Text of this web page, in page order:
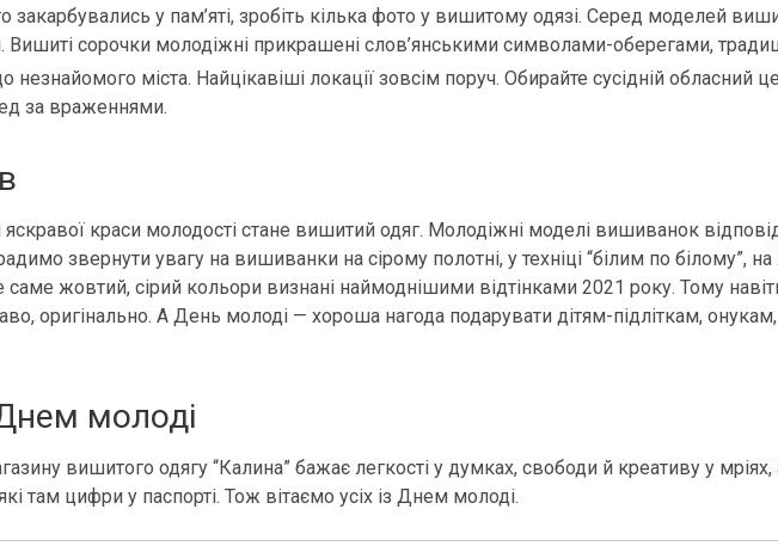
у пам’яті, зробіть кілька фото у вишитому одязі. Серед моделей
Вишиті сорочки молодіжні прикрашені слов’янськими символами-оберегами,
незнайомого міста. Найцікавіші локації зовсім поруч. Обирайте сусідній обласний
за враженнями.
краси молодості стане вишитий одяг. Молодіжні моделі вишиванок
звернути увагу на вишиванки на сірому полотні, у техніці “білим по білому”,
жовтий, сірий кольори визнані наймоднішими відтінками 2021 року. Тому
оригінально. А День молоді — хороша нагода подарувати дітям-підліткам,
молоді
вишитого одягу “Калина” бажає легкості у думках, свободи й креативу у
там цифри у паспорті. Тож вітаємо усіх із Днем молоді.